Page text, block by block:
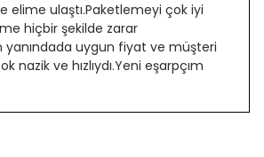
elime ulaştı.Paketlemeyi çok iyi
hiçbir şekilde zarar
yanındada uygun fiyat ve müşteri
nazik ve hızlıydı.Yeni eşarpçım